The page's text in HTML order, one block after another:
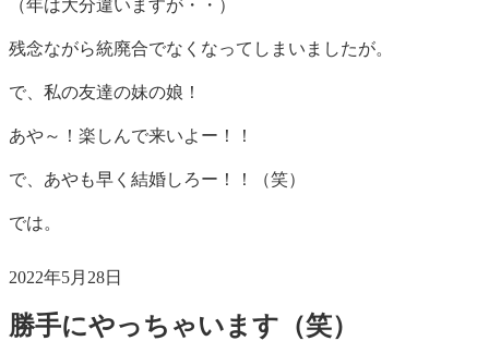
（年は大分違いますが・・）
残念ながら統廃合でなくなってしまいましたが。
で、私の友達の妹の娘！
あや～！楽しんで来いよー！！
で、あやも早く結婚しろー！！（笑）
では。
投
日:
2022年5月28日
勝手にやっちゃいます（笑）